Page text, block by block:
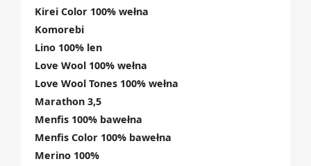
Kirei Color 100% wełna
Komorebi
Lino 100% len
Love Wool 100% wełna
Love Wool Tones 100% wełna
Marathon 3,5
Menfis 100% bawełna
Menfis Color 100% bawełna
Merino 100%